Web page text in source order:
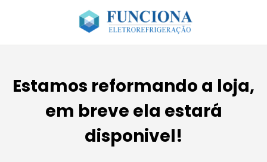
Estamos reformando a loja,
em breve ela estará
disponivel!